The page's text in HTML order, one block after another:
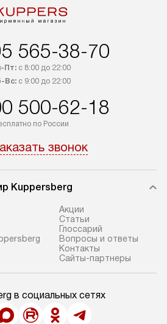
565-38-70
Пт:с 8:00 до 22:00
Вс:с 9:00 до 22:00
500-62-18
по России
звонок
Kuppersberg
Акции
Cтатьи
Глоссарий
Вопросы и ответы
Контакты
Сайты-партнеры
в социальных сетях